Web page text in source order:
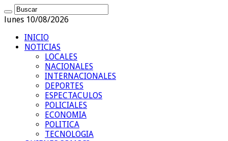
lunes 10/08/2026
INICIO
NOTICIAS
LOCALES
NACIONALES
INTERNACIONALES
DEPORTES
ESPECTACULOS
POLICIALES
ECONOMIA
POLITICA
TECNOLOGIA